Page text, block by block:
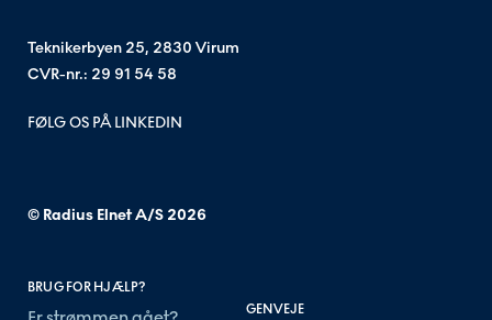
Teknikerbyen 25, 2830 Virum
CVR-nr.: 29 91 54 58
FØLG OS PÅ LINKEDIN
© Radius Elnet A/S 2026
BRUG FOR HJÆLP?
GENVEJE